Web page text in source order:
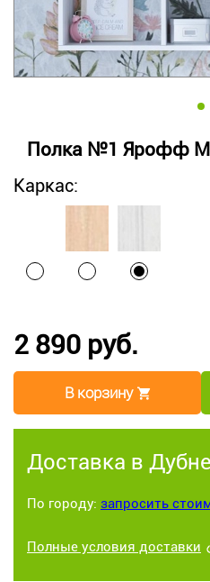
Полка №1 Ярофф
Каркас:
2 890 руб.
В корзину
Доставка в Дубне
По городу: запросить
Полные условия доставки